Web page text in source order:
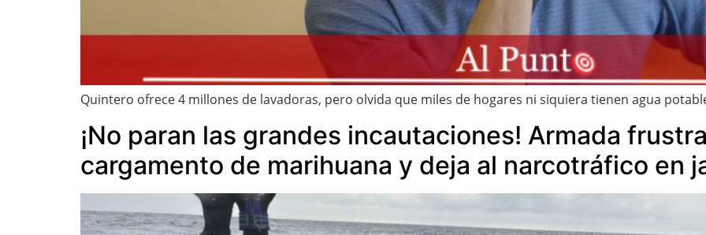
Quintero ofrece 4 millones de lavadoras, pero olvida que miles de hogares ni siquiera tienen agua
¡No paran las grandes incautaciones! Armada
cargamento de marihuana y deja al narcotráfico en